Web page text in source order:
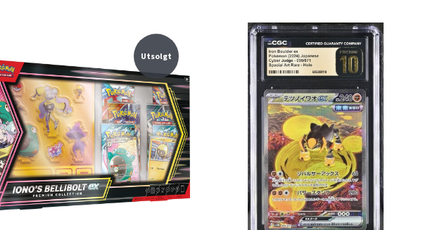
KJØP
Utsolgt